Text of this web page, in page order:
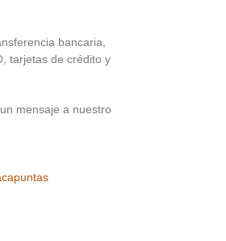
bancaria,
tarjetas de crédito y
mensaje a nuestro